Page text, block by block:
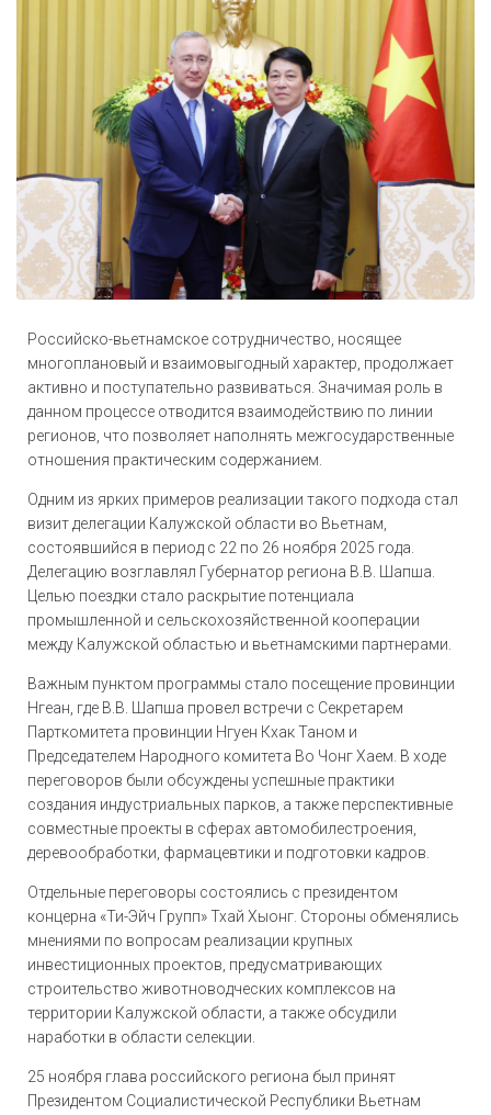
Российско-вьетнамское сотрудничество, носящее
многоплановый и взаимовыгодный характер, продолжает
активно и поступательно развиваться. Значимая роль в
данном процессе отводится взаимодействию по линии
регионов, что позволяет наполнять межгосударственные
отношения практическим содержанием.
Одним из ярких примеров реализации такого подхода стал
визит делегации Калужской области во Вьетнам,
состоявшийся в период с 22 по 26 ноября 2025 года.
Делегацию возглавлял Губернатор региона В.В. Шапша.
Целью поездки стало раскрытие потенциала
промышленной и сельскохозяйственной кооперации
между Калужской областью и вьетнамскими партнерами.
Важным пунктом программы стало посещение провинции
Нгеан, где В.В. Шапша провел встречи с Секретарем
Парткомитета провинции Нгуен Кхак Таном и
Председателем Народного комитета Во Чонг Хаем. В ходе
переговоров были обсуждены успешные практики
создания индустриальных парков, а также перспективные
совместные проекты в сферах автомобилестроения,
деревообработки, фармацевтики и подготовки кадров.
Отдельные переговоры состоялись с президентом
концерна «Ти-Эйч Групп» Тхай Хыонг. Стороны обменялись
мнениями по вопросам реализации крупных
инвестиционных проектов, предусматривающих
строительство животноводческих комплексов на
территории Калужской области, а также обсудили
наработки в области селекции.
25 ноября глава российского региона был принят
Президентом Социалистической Республики Вьетнам